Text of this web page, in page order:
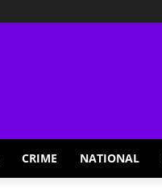
CRIME NATIONAL